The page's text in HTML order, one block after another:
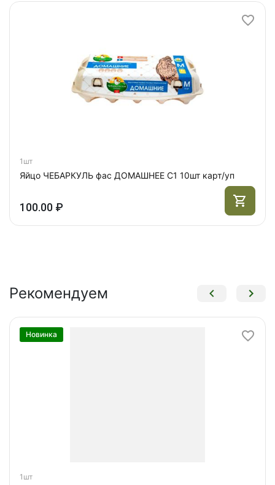
1шт
Яйцо ЧЕБАРКУЛЬ фас ДОМАШНЕЕ С1 10шт карт/уп
100.00 ₽
Рекомендуем
Новинка
1шт